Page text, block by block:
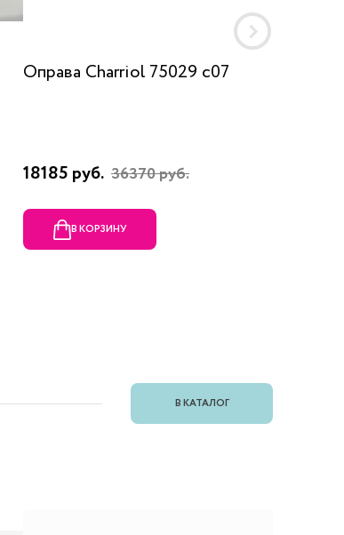
Оправа Charriol 75029 c07
18185 руб. 36370 руб.
В КОРЗИНУ
В КАТАЛОГ